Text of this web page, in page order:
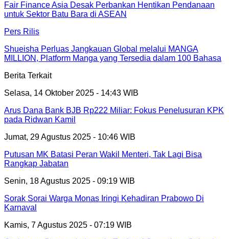
Fair Finance Asia Desak Perbankan Hentikan Pendanaan
untuk Sektor Batu Bara di ASEAN
Pers Rilis
Shueisha Perluas Jangkauan Global melalui MANGA
MILLION, Platform Manga yang Tersedia dalam 100 Bahasa
Berita Terkait
Selasa, 14 Oktober 2025 - 14:43 WIB
Arus Dana Bank BJB Rp222 Miliar: Fokus Penelusuran KPK
pada Ridwan Kamil
Jumat, 29 Agustus 2025 - 10:46 WIB
Putusan MK Batasi Peran Wakil Menteri, Tak Lagi Bisa
Rangkap Jabatan
Senin, 18 Agustus 2025 - 09:19 WIB
Sorak Sorai Warga Monas Iringi Kehadiran Prabowo Di
Karnaval
Kamis, 7 Agustus 2025 - 07:19 WIB